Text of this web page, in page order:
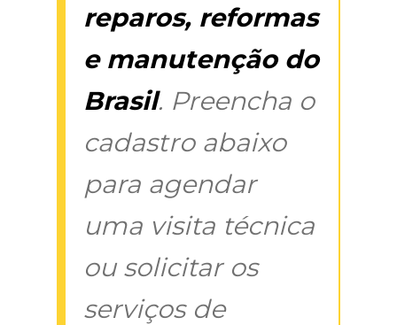
reparos, reformas
e manutenção do
Brasil. Preencha o
cadastro abaixo
para agendar
uma visita técnica
ou solicitar os
serviços de